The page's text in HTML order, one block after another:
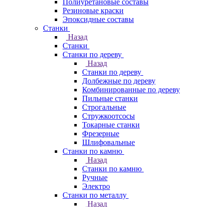
Полиуретановые составы
Резиновые краски
Эпоксидные составы
Станки
Назад
Станки
Станки по дереву
Назад
Станки по дереву
Долбежные по дереву
Комбинированные по дереву
Пильные станки
Строгальные
Стружкоотсосы
Токарные станки
Фрезерные
Шлифовальные
Станки по камню
Назад
Станки по камню
Ручные
Электро
Станки по металлу
Назад